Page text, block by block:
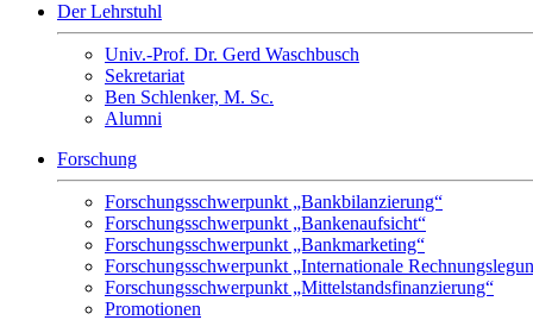
Der Lehrstuhl
Univ.-Prof. Dr. Gerd Waschbusch
Sekretariat
Ben Schlenker, M. Sc.
Alumni
Forschung
Forschungsschwerpunkt „Bankbilanzierung“
Forschungsschwerpunkt „Bankenaufsicht“
Forschungsschwerpunkt „Bankmarketing“
Forschungsschwerpunkt „Internationale
Forschungsschwerpunkt „Mittelstandsfinanzierung“
Promotionen